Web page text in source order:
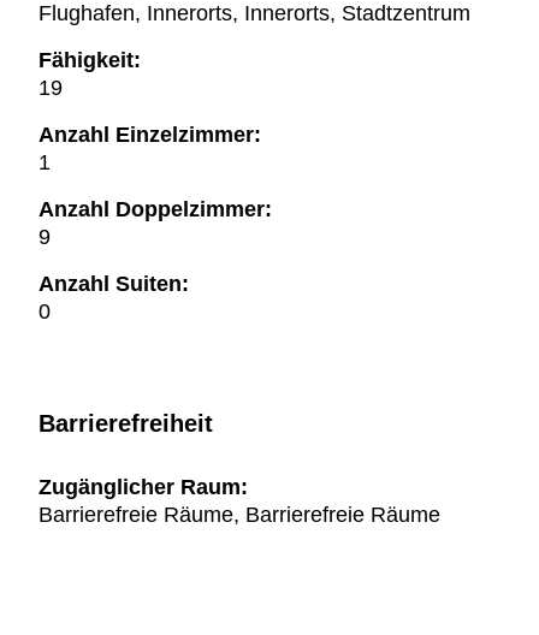
Flughafen, Innerorts, Innerorts, Stadtzentrum
Fähigkeit:
19
Anzahl Einzelzimmer:
1
Anzahl Doppelzimmer:
9
Anzahl Suiten:
0
Barrierefreiheit
Zugänglicher Raum:
Barrierefreie Räume, Barrierefreie Räume